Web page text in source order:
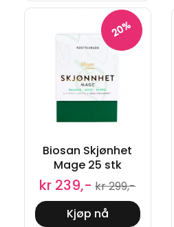
20%
Biosan Skjønhet
Mage 25 stk
kr 239,- kr 299,-
Kjøp nå